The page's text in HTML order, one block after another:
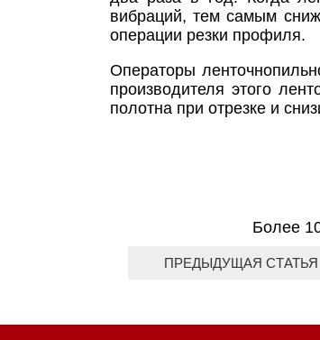
вибраций, тем самым
операции резки профиля.
Операторы
производителя этого
полотна при отрезке и
Более
ПРЕДЫДУЩАЯ СТАТЬЯ